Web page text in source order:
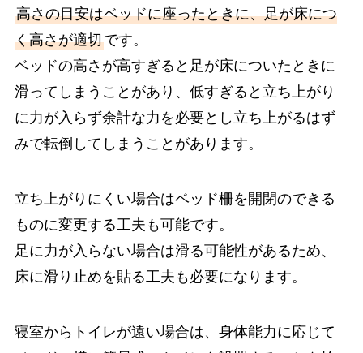
高さの目安はベッドに座ったときに、足が床につ
く高さが適切です。
ベッドの高さが高すぎると足が床についたときに
滑ってしまうことがあり、低すぎると立ち上がり
に力が入らず余計な力を必要とし立ち上がるはず
みで転倒してしまうことがあります。
立ち上がりにくい場合はベッド柵を開閉のできる
ものに変更する工夫も可能です。
足に力が入らない場合は滑る可能性があるため、
床に滑り止めを貼る工夫も必要になります。
寝室からトイレが遠い場合は、身体能力に応じて